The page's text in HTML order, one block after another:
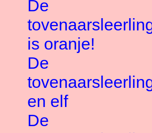
De
is oranje!
De
en elf
De